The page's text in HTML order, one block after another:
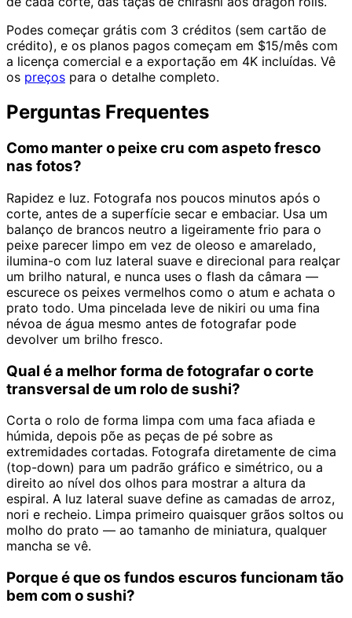
Podes começar grátis com 3 créditos (sem cartão de
crédito), e os planos pagos começam em $15/mês com
a licença comercial e a exportação em 4K incluídas. Vê
os preços para o detalhe completo.
Perguntas Frequentes
Como manter o peixe cru com aspeto fresco
nas fotos?
Rapidez e luz. Fotografa nos poucos minutos após o
corte, antes de a superfície secar e embaciar. Usa um
balanço de brancos neutro a ligeiramente frio para o
peixe parecer limpo em vez de oleoso e amarelado,
ilumina-o com luz lateral suave e direcional para realçar
um brilho natural, e nunca uses o flash da câmara —
escurece os peixes vermelhos como o atum e achata o
prato todo. Uma pincelada leve de nikiri ou uma fina
névoa de água mesmo antes de fotografar pode
devolver um brilho fresco.
Qual é a melhor forma de fotografar o corte
transversal de um rolo de sushi?
Corta o rolo de forma limpa com uma faca afiada e
húmida, depois põe as peças de pé sobre as
extremidades cortadas. Fotografa diretamente de cima
(top-down) para um padrão gráfico e simétrico, ou a
direito ao nível dos olhos para mostrar a altura da
espiral. A luz lateral suave define as camadas de arroz,
nori e recheio. Limpa primeiro quaisquer grãos soltos ou
molho do prato — ao tamanho de miniatura, qualquer
mancha se vê.
Porque é que os fundos escuros funcionam tão
bem com o sushi?